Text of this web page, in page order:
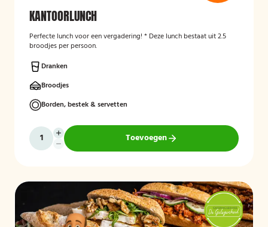
KANTOORLUNCH
Perfecte lunch voor een vergadering! * Deze lunch bestaat uit 2.5
broodjes per persoon.
Dranken
Broodjes
Borden, bestek & servetten
Toevoegen